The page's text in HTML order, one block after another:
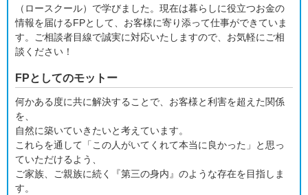
（ロースクール）で学びました。現在は暮らしに役立つお金の
情報を届けるFPとして、お客様に寄り添って仕事ができていま
す。ご相談者目線で誠実に対応いたしますので、お気軽にご相
談ください！
FPとしてのモットー
何かある度に共に解決することで、お客様と利害を超えた関係
を、
自然に築いていきたいと考えています。
これらを通して「この人がいてくれて本当に良かった」と思っ
ていただけるよう、
ご家族、ご親族に続く『第三の身内』のような存在を目指しま
す。